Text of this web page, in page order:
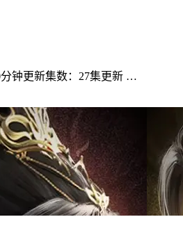
钟更新集数：27集更新 …